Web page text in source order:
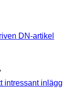
DN-artikel
intressant inlägg